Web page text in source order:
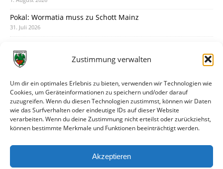
Zustimmung verwalten
Um dir ein optimales Erlebnis zu bieten, verwenden wir Technologien wie
Cookies, um Geräteinformationen zu speichern und/oder darauf
zuzugreifen. Wenn du diesen Technologien zustimmst, können wir Daten
wie das Surfverhalten oder eindeutige IDs auf dieser Website
verarbeiten. Wenn du deine Zustimmung nicht erteilst oder zurückziehst,
können bestimmte Merkmale und Funktionen beeinträchtigt werden.
Akzeptieren
Pokal: Wormatia muss zu Schott Mainz
31. Juli 2026
30. Juli 2026
28. Juli 2026
Neuer Rückensponsor
28. Juli 2026
Neue Podcast-Folge: So tickt Björn!
Eindrücke vom Stadionfest
27. Juli 2026